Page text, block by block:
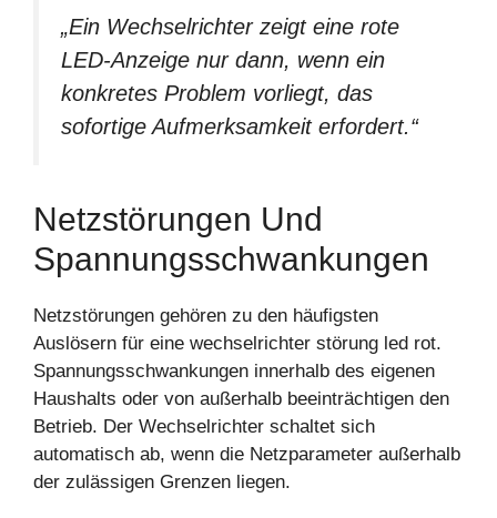
„Ein Wechselrichter zeigt eine rote
LED-Anzeige nur dann, wenn ein
konkretes Problem vorliegt, das
sofortige Aufmerksamkeit erfordert.“
Netzstörungen Und
Spannungsschwankungen
Netzstörungen gehören zu den häufigsten
Auslösern für eine wechselrichter störung led rot.
Spannungsschwankungen innerhalb des eigenen
Haushalts oder von außerhalb beeinträchtigen den
Betrieb. Der Wechselrichter schaltet sich
automatisch ab, wenn die Netzparameter außerhalb
der zulässigen Grenzen liegen.